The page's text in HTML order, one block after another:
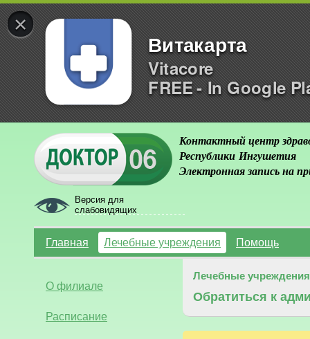
×
Витакарта
Vitacore
FREE - In Google
Версия для
слабовидящих
Контактный центр
Республики Ингушетия
Электронная запись на
Главная Лечебные учреждения Помощь
О филиале
Расписание
Лечебные учреждения
Обратиться к